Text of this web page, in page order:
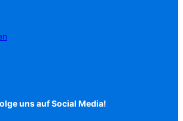
uns auf Social Media!